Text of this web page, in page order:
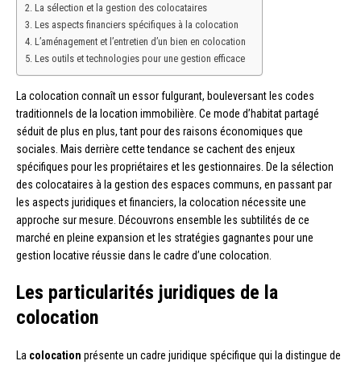
La sélection et la gestion des colocataires
Les aspects financiers spécifiques à la colocation
L’aménagement et l’entretien d’un bien en colocation
Les outils et technologies pour une gestion efficace
La colocation connaît un essor fulgurant, bouleversant les codes
traditionnels de la location immobilière. Ce mode d’habitat partagé
séduit de plus en plus, tant pour des raisons économiques que
sociales. Mais derrière cette tendance se cachent des enjeux
spécifiques pour les propriétaires et les gestionnaires. De la sélection
des colocataires à la gestion des espaces communs, en passant par
les aspects juridiques et financiers, la colocation nécessite une
approche sur mesure. Découvrons ensemble les subtilités de ce
marché en pleine expansion et les stratégies gagnantes pour une
gestion locative réussie dans le cadre d’une colocation.
Les particularités juridiques de la
colocation
La colocation présente un cadre juridique spécifique qui la distingue de